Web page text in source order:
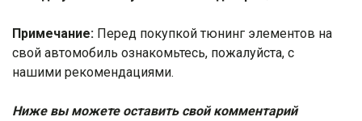
Примечание: Перед покупкой тюнинг элементов на
свой автомобиль ознакомьтесь, пожалуйста, с
нашими рекомендациями.
Ниже вы можете оставить свой комментарий